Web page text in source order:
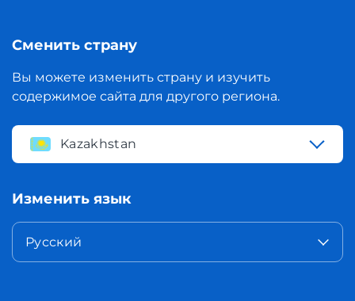
Сменить страну
Вы можете изменить страну и изучить
содержимое сайта для другого региона.
Kazakhstan
Изменить язык
Русский